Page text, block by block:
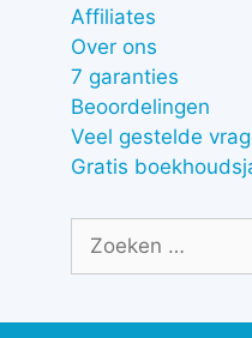
Affiliates
Over ons
7 garanties
Beoordelingen
Veel gestelde
Gratis
naar: